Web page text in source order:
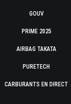
GOUV
PRIME 2025
AIRBAG TAKATA
PURETECH
CARBURANTS EN DIRECT